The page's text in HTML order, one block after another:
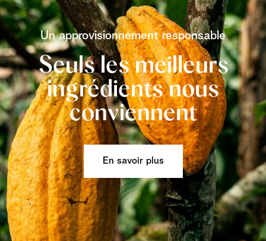
Un approvisionnement responsable
Seuls les meilleurs
ingrédients nous
conviennent
En savoir plus